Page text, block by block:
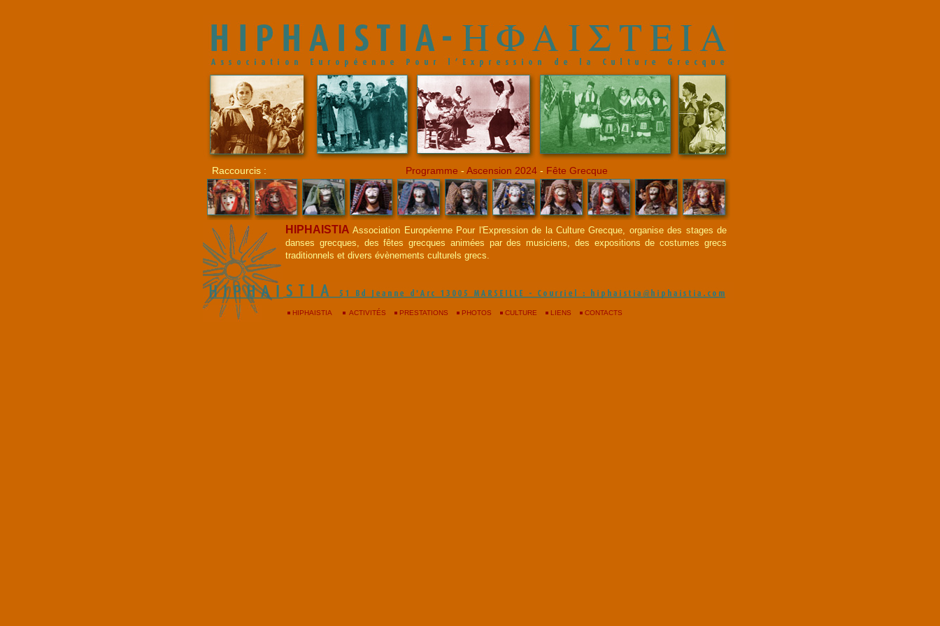
Raccourcis : Programme - Ascension 2024- Fête Grecque
HIPHAISTIA Association Européenne Pour l'Expression de la Culture Grecque, organise des stages de
danses grecques, des fêtes grecques animées par des musiciens, des expositions de costumes grecs
traditionnels et divers évènements culturels grecs.
HIPHAISTIA ACTIVITÉS PRESTATIONS PHOTOS CULTURE LIENS CONTACTS